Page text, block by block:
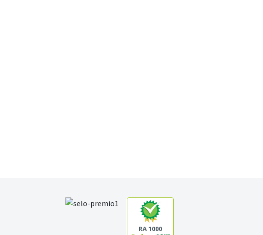
RA 1000